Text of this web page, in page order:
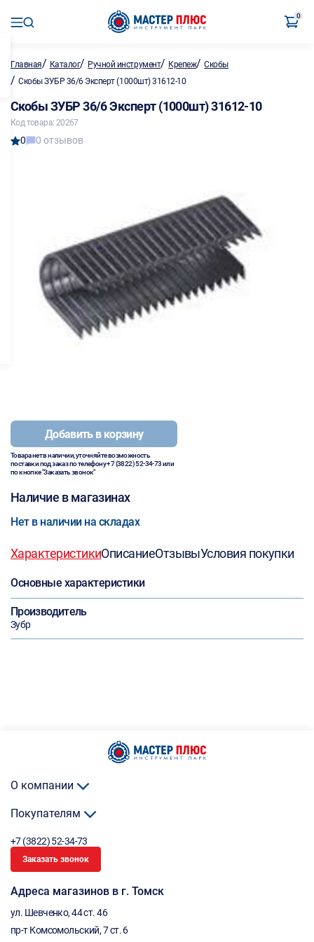
0
Главная/ Каталог/ Ручной инструмент/ Крепеж/Скобы
/ Скобы ЗУБР 36/6 Эксперт (1000шт) 31612-10
Скобы ЗУБР 36/6 Эксперт (1000шт) 31612-10
Код товара: 20267
0 0 отзывов
Добавить в корзину
Товара нет в наличии, уточняйте возможность
поставки под заказ по телефону+7 (3822) 52-34-73или
по кнопке "Заказать звонок"
Наличие в магазинах
Нет в наличии на складах
ХарактеристикиОписаниеОтзывыУсловия покупки
Основные характеристики
Производитель
Зубр
О компании
Покупателям
+7 (3822) 52-34-73
Заказать звонок
Адреса магазинов в г. Томск
ул. Шевченко, 44 ст. 46
пр-т Комсомольский, 7 ст. 6